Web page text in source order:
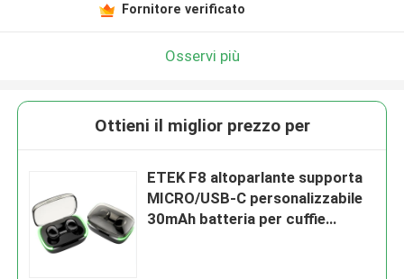
Fornitore verificato
Osservi più
Ottieni il miglior prezzo per
ETEK F8 altoparlante supporta
MICRO/USB-C personalizzabile
30mAh batteria per cuffie